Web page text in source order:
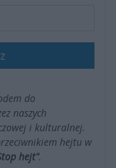
do
naszych
i kulturalnej.
hejtu w
hejt".